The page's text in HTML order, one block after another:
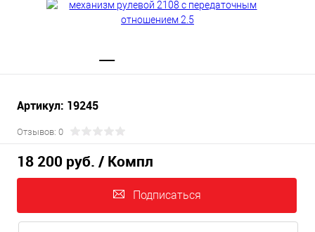
Артикул: 19245
Отзывов: 0
18 200 руб. / Компл
Подписаться